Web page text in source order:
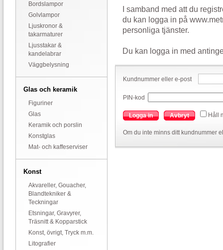
Bordslampor
Golvlampor
Ljuskronor &
takarmaturer
Ljusstakar &
kandelabrar
Väggbelysning
Glas och keramik
Figuriner
Glas
Keramik och porslin
Konstglas
Mat- och kaffeserviser
Konst
Akvareller, Gouacher,
Blandtekniker &
Teckningar
Etsningar, Gravyrer,
Träsnitt & Kopparstick
Konst, övrigt, Tryck m.m.
Litografier
I samband med att du
du kan logga in på
personliga tjänster.
Du kan logga in med
Kundnummer eller e-post
PIN-kod
Logga in Avbryt Håll
Om du inte minns ditt kundnummer